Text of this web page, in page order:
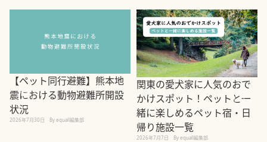
【ペット同行避難】熊本地
震における動物避難所開設
状況
2026年7月30日 By equall編集部
関東の愛犬家に人気のおで
かけスポット！ペットと一
緒に楽しめるペット宿・日
帰り施設一覧
2026年7月7日 By equall編集部